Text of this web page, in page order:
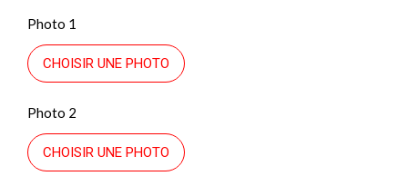
Photo 1
CHOISIR UNE PHOTO
Photo 2
CHOISIR UNE PHOTO